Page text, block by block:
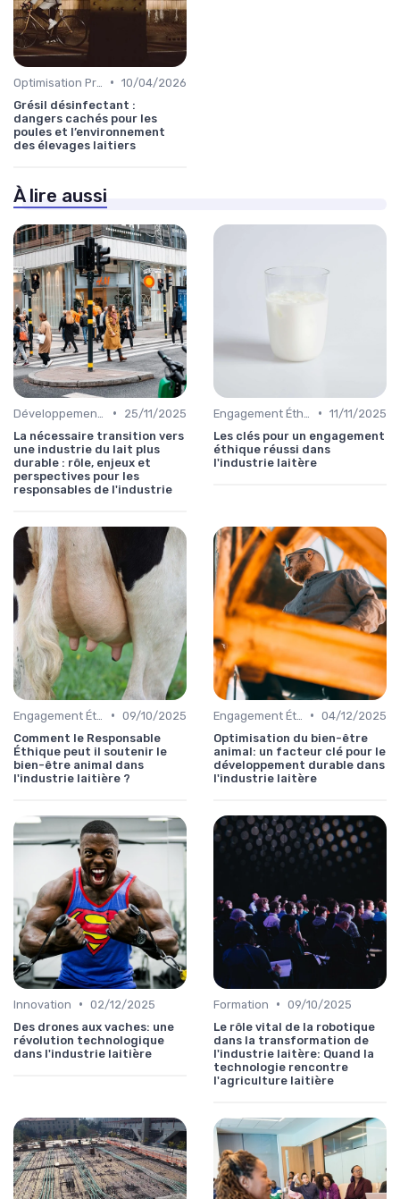
• 10/04/2026
Grésil désinfectant :
dangers cachés pour les
poules et l’environnement
des élevages laitiers
À lire aussi
•
25/11/2025
La nécessaire transition vers
une industrie du lait plus
durable : rôle, enjeux et
perspectives pour les
responsables de l'industrie
• 11/11/2025
Les clés pour un engagement
éthique réussi dans
l'industrie laitère
• 09/10/2025
Comment le Responsable
Éthique peut il soutenir le
bien-être animal dans
l'industrie laitière ?
• 04/12/2025
Optimisation du bien-être
animal: un facteur clé pour le
développement durable dans
l'industrie laitère
Innovation • 02/12/2025
Des drones aux vaches: une
révolution technologique
dans l'industrie laitière
Formation • 09/10/2025
Le rôle vital de la robotique
dans la transformation de
l'industrie laitère: Quand la
technologie rencontre
l'agriculture laitière